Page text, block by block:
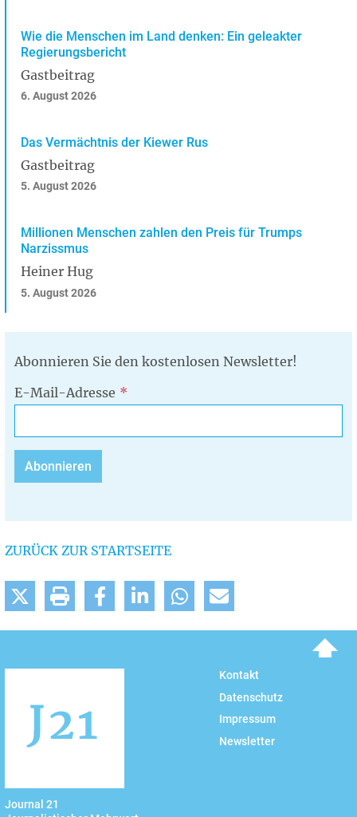
Wie die Menschen im Land denken: Ein geleakter
Regierungsbericht
Gastbeitrag
6. August 2026
Das Vermächtnis der Kiewer Rus
Gastbeitrag
5. August 2026
Millionen Menschen zahlen den Preis für Trumps
Narzissmus
Heiner Hug
5. August 2026
Abonnieren Sie den kostenlosen Newsletter!
E-Mail-Adresse
ZURÜCK ZUR STARTSEITE
Journal 21
Kontakt
Datenschutz
Impressum
Newsletter